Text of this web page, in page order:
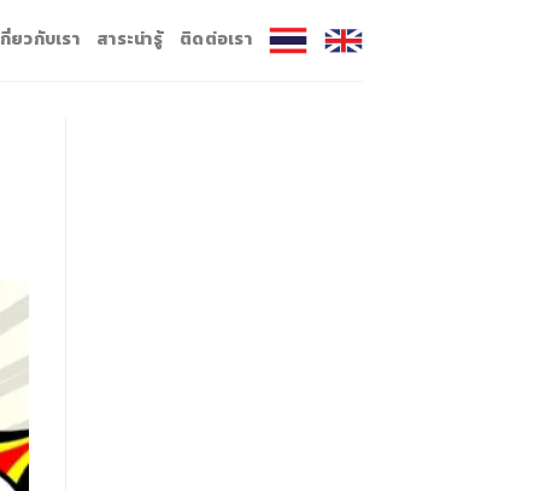
ยวกับเรา สาระน่ารู้ ติดต่อเรา